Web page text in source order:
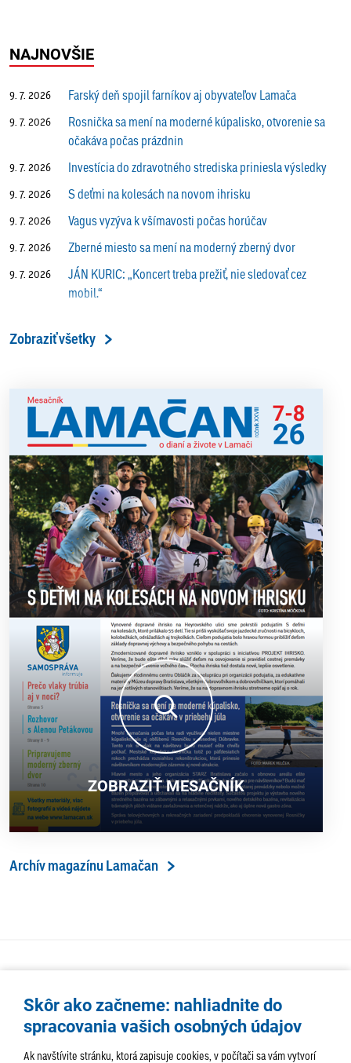
NAJNOVŠIE
9. 7. 2026 Farský deň spojil farníkov aj obyvateľov Lamača
9. 7. 2026
Rosnička sa mení na moderné kúpalisko, otvorenie sa
očakáva počas prázdnin
9. 7. 2026 Investícia do zdravotného strediska priniesla výsledky
9. 7. 2026 S deťmi na kolesách na novom ihrisku
9. 7. 2026 Vagus vyzýva k všímavosti počas horúčav
9. 7. 2026 Zberné miesto sa mení na moderný zberný dvor
9. 7. 2026
JÁN KURIC: „Koncert treba prežiť, nie sledovať cez
mobil.“
9. 7. 2026
ALENA PETÁKOVÁ: „Splnila som si všetko, čo som si
výborný šach aj príjemnú komunitnú atmosféru
Zobraziť všetky
ZOBRAZIŤ MESAČNÍK
Archív magazínu Lamačan
Skôr ako začneme: nahliadnite do
spracovania vašich osobných údajov
Ak navštívite stránku, ktorá zapisuje cookies, v počítači sa vám vytvorí